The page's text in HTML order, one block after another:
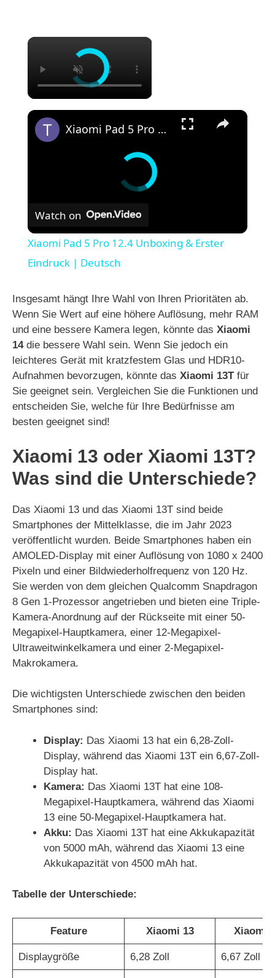
×
×
Xiaomi Pad 5 Pro 12.4 Unboxing & Erster Eindruck | Deutsch
Watch on
Xiaomi Pad 5 Pro 12.4 Unboxing & Erster
Eindruck | Deutsch
Insgesamt hängt Ihre Wahl von Ihren Prioritäten ab.
Wenn Sie Wert auf eine höhere Auflösung, mehr RAM
und eine bessere Kamera legen, könnte das Xiaomi
14die bessere Wahl sein. Wenn Sie jedoch ein
leichteres Gerät mit kratzfestem Glas und HDR10-
Aufnahmen bevorzugen, könnte das Xiaomi 13Tfür
Sie geeignet sein. Vergleichen Sie die Funktionen und
entscheiden Sie, welche für Ihre Bedürfnisse am
besten geeignet sind!
Xiaomi 13 oder Xiaomi 13T?
Was sind die Unterschiede?
Das Xiaomi 13 und das Xiaomi 13T sind beide
Smartphones der Mittelklasse, die im Jahr 2023
veröffentlicht wurden. Beide Smartphones haben ein
AMOLED-Display mit einer Auflösung von 1080 x 2400
Pixeln und einer Bildwiederholfrequenz von 120 Hz.
Sie werden von dem gleichen Qualcomm Snapdragon
8 Gen 1-Prozessor angetrieben und bieten eine Triple-
Kamera-Anordnung auf der Rückseite mit einer 50-
Megapixel-Hauptkamera, einer 12-Megapixel-
Ultraweitwinkelkamera und einer 2-Megapixel-
Makrokamera.
Die wichtigsten Unterschiede zwischen den beiden
Smartphones sind:
Display: Das Xiaomi 13 hat ein 6,28-Zoll-
Display, während das Xiaomi 13T ein 6,67-Zoll-
Display hat.
Kamera: Das Xiaomi 13T hat eine 108-
Megapixel-Hauptkamera, während das Xiaomi
13 eine 50-Megapixel-Hauptkamera hat.
Akku: Das Xiaomi 13T hat eine Akkukapazität
von 5000 mAh, während das Xiaomi 13 eine
Akkukapazität von 4500 mAh hat.
Tabelle der Unterschiede:
Feature Xiaomi 13 Xiaomi
Displaygröße 6,28 Zoll 6,67 Zoll